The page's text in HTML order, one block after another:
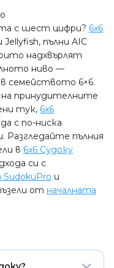
с шест цифри? 6x6
пълни AIC
надхвърлят
ниво —
семейството 6×6.
принудителните
тук, 6x6
с по-ниска
Разгледайте пълния
в 6x6 Судоку
си с
и
от началната